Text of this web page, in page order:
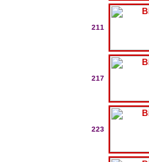
211
217
223